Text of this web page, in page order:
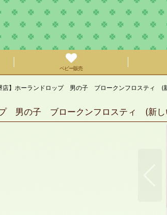
ベビー販売
店】ホーランドロップ 男の子 ブロークンフロスティ (
プ 男の子 ブロークンフロスティ (新し